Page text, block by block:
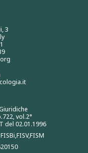
3
vol.2°
del 02.01.1996